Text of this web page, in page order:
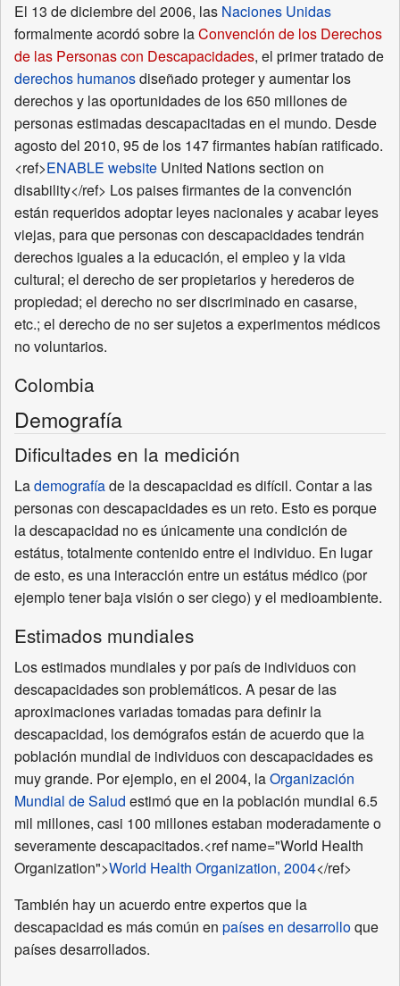
El 13 de diciembre del 2006, las Naciones Unidas
formalmente acordó sobre laConvención de los Derechos
de las Personas con Descapacidades, el primer tratado de
derechos humanosdiseñado proteger y aumentar los
derechos y las oportunidades de los 650 millones de
personas estimadas descapacitadas en el mundo. Desde
agosto del 2010, 95 de los 147 firmantes habían ratificado.
<ref>ENABLE website United Nations section on
disability</ref> Los paises firmantes de la convención
están requeridos adoptar leyes nacionales y acabar leyes
viejas, para que personas con descapacidades tendrán
derechos iguales a la educación, el empleo y la vida
cultural; el derecho de ser propietarios y herederos de
propiedad; el derecho no ser discriminado en casarse,
etc.; el derecho de no ser sujetos a experimentos médicos
no voluntarios.
Colombia
Demografía
Dificultades en la medición
Lademografíade la descapacidad es difícil. Contar a las
personas con descapacidades es un reto. Esto es porque
la descapacidad no es únicamente una condición de
estátus, totalmente contenido entre el individuo. En lugar
de esto, es una interacción entre un estátus médico (por
ejemplo tener baja visión o ser ciego) y el medioambiente.
Estimados mundiales
Los estimados mundiales y por país de individuos con
descapacidades son problemáticos. A pesar de las
aproximaciones variadas tomadas para definir la
descapacidad, los demógrafos están de acuerdo que la
población mundial de individuos con descapacidades es
muy grande. Por ejemplo, en el 2004, laOrganización
Mundial de Salud estimó que en la población mundial 6.5
mil millones, casi 100 millones estaban moderadamente o
severamente descapacitados.<ref name="World Health
Organization">World Health Organization, 2004</ref>
También hay un acuerdo entre expertos que la
descapacidad es más común en países en desarrolloque
países desarrollados.